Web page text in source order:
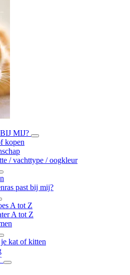
MIJ?
kopen
/ vachttype / oogkleur
past bij mij?
A tot Z
A tot Z
kat of kitten